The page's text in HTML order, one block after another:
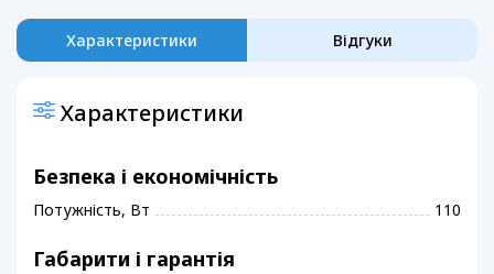
Характеристики Відгуки
Характеристики
Безпека і економічність
Потужність, Вт 110
Габарити і гарантія